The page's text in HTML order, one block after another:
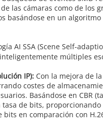
las cámaras como de los
basándose en un
AI SSA (Scene Self-
múltiples
IP): Con la mejora de
costes de
Basándose en CBR
de bits,
bits en comparación con